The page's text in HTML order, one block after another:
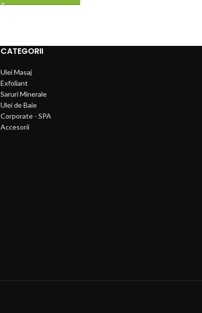
CATEGORII
Ulei Masaj
Exfoliant
Saruri Minerale
Ulei de Baie
Corporate - SPA
Accesorii